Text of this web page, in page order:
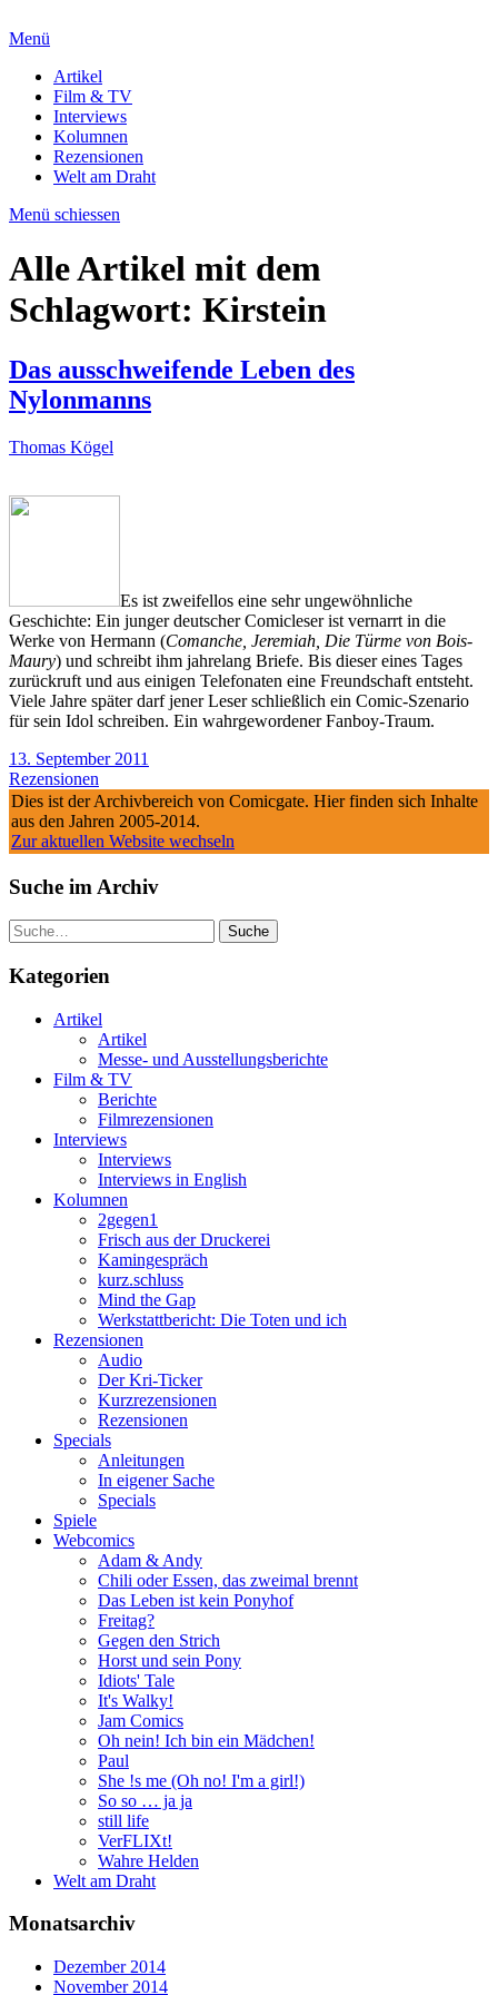
Menü
Artikel
Film & TV
Interviews
Kolumnen
Rezensionen
Welt am Draht
Menü schiessen
Alle Artikel mit dem
Schlagwort: Kirstein
Das ausschweifende Leben des
Nylonmanns
Thomas Kögel
Es ist zweifellos eine sehr ungewöhnliche
Geschichte: Ein junger deutscher Comicleser ist vernarrt in die
Werke von Hermann (Comanche, Jeremiah, Die Türme von Bois-
Maury) und schreibt ihm jahrelang Briefe. Bis dieser eines Tages
zurückruft und aus einigen Telefonaten eine Freundschaft entsteht.
Viele Jahre später darf jener Leser schließlich ein Comic-Szenario
für sein Idol schreiben. Ein wahrgewordener Fanboy-Traum.
13. September 2011
Rezensionen
Dies ist der Archivbereich von Comicgate. Hier finden sich Inhalte
aus den Jahren 2005-2014.
Zur aktuellen Website wechseln
Suche im Archiv
Suche
Kategorien
Artikel
Artikel
Messe- und Ausstellungsberichte
Film & TV
Berichte
Filmrezensionen
Interviews
Interviews
Interviews in English
Kolumnen
2gegen1
Frisch aus der Druckerei
Kamingespräch
kurz.schluss
Mind the Gap
Werkstattbericht: Die Toten und ich
Rezensionen
Audio
Der Kri-Ticker
Kurzrezensionen
Rezensionen
Specials
Anleitungen
In eigener Sache
Specials
Spiele
Webcomics
Adam & Andy
Chili oder Essen, das zweimal brennt
Das Leben ist kein Ponyhof
Freitag?
Gegen den Strich
Horst und sein Pony
Idiots' Tale
It's Walky!
Jam Comics
Oh nein! Ich bin ein Mädchen!
Paul
She !s me (Oh no! I'm a girl!)
So so … ja ja
still life
VerFLIXt!
Wahre Helden
Welt am Draht
Monatsarchiv
Dezember 2014
November 2014